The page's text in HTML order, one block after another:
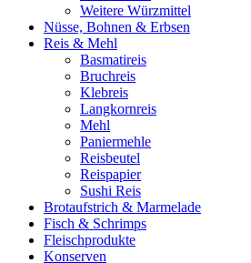
Weitere Würzmittel
Nüsse, Bohnen & Erbsen
Reis & Mehl
Basmatireis
Bruchreis
Klebreis
Langkornreis
Mehl
Paniermehle
Reisbeutel
Reispapier
Sushi Reis
Brotaufstrich & Marmelade
Fisch & Schrimps
Fleischprodukte
Konserven